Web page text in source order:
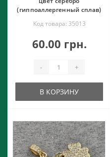
(гиппоаллергенный сплав)
Код товара: 35013
60.00 грн.
- +
В КОРЗИНУ